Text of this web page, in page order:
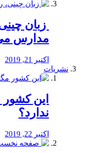
زبان
مدارس
اکتبر 21, 2019
نشریات
این کشور
ندارد؟
اکتبر 22, 2019